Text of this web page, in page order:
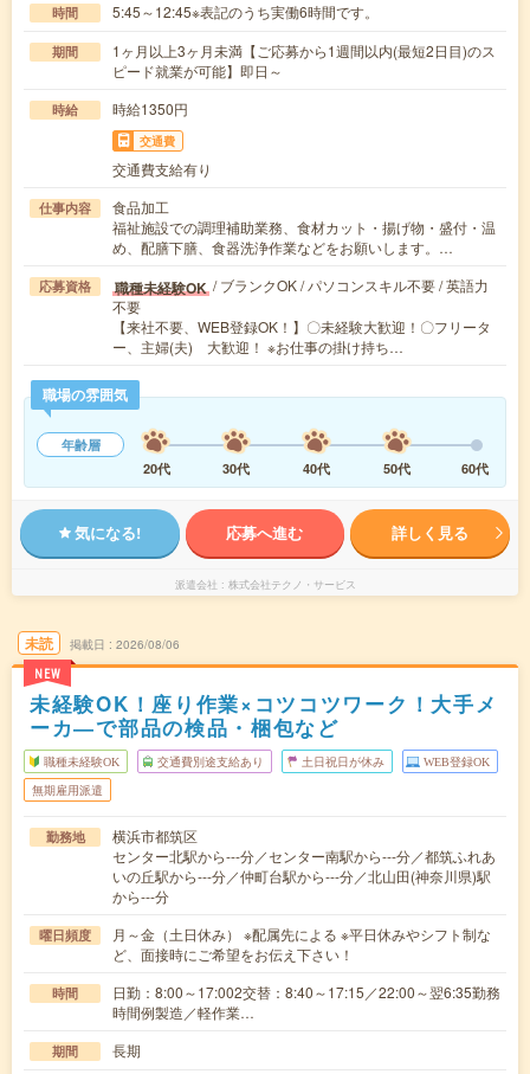
時間 5:45～12:45※表記のうち実働6時間です。
期間
1ヶ月以上3ヶ月未満【ご応募から1週間以内(最短2日目)のス
ピード就業が可能】即日～
時給 時給1350円
交通費
交通費支給有り
仕事内容
食品加工
福祉施設での調理補助業務、食材カット・揚げ物・盛付・温
め、配膳下膳、食器洗浄作業などをお願いします。…
応募資格 職種未経験OK / ブランクOK / パソコンスキル不要 / 英語力
不要
【来社不要、WEB登録OK！】〇未経験大歓迎！〇フリータ
ー、主婦(夫) 大歓迎！ ※お仕事の掛け持ち…
職場の雰囲気
年齢層
20代
30代 40代 50代 60代
気になる! 応募へ進む 詳しく見る
派遣会社 株式会社テクノ・サービス
未読
NEW
掲載日 2026/08/06
未経験OK！座り作業×コツコツワーク！大手メ
ーカ―で部品の検品・梱包など
職種未経験OK 交通費別途支給あり 土日祝日が休み WEB登録OK
無期雇用派遣
勤務地
横浜市都筑区
センター北駅から---分／センター南駅から---分／都筑ふれあ
いの丘駅から---分／仲町台駅から---分／北山田(神奈川県)駅
から---分
曜日頻度
月～金（土日休み） ※配属先による ※平日休みやシフト制な
ど、面接時にご希望をお伝え下さい！
時間
日勤：8:00～17:002交替：8:40～17:15／22:00～翌6:35勤務
時間例製造／軽作業…
期間 長期